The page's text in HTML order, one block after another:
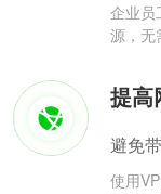
企业员
源，无
提高
避免
使用